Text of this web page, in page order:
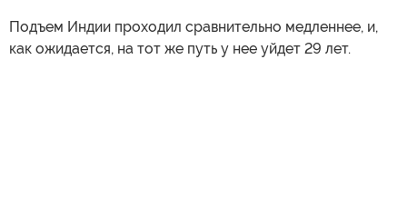
Подъем Индии проходил сравнительно медленнее, и,
как ожидается, на тот же путь у нее уйдет 29 лет.